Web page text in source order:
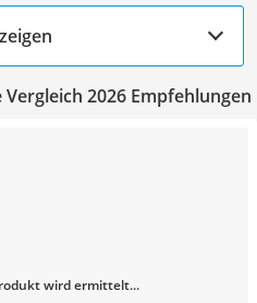
2026 Empfehlungen
wird ermittelt...